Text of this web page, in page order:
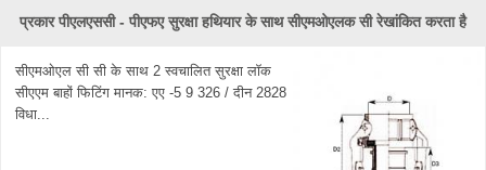
प्रकार पीएलएससी - पीएफए ​​सुरक्षा हथियार के साथ सीएमओएलक सी रेखांकित करता है
सीएमओएल सी सी के साथ 2 स्वचालित सुरक्षा लॉक
सीएएम बाहों फिटिंग मानक: एए -5 9 326 / दीन 2828
विधा...